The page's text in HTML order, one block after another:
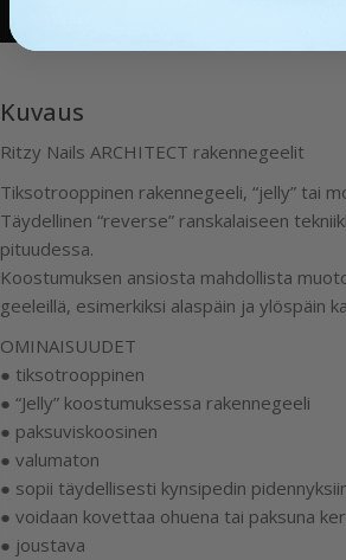
Kuvaus
Ritzy Nails ARCHITECT rakennegeelit
Tiksotrooppinen rakennegeeli, “jelly” tai
Täydellinen “reverse” ranskalaiseen
pituudessa.
Koostumuksen ansiosta mahdollista
geeleillä, esimerkiksi alaspäin ja ylöspäin
OMINAISUUDET
● tiksotrooppinen
● “Jelly” koostumuksessa rakennegeeli
● paksuviskoosinen
● valumaton
● sopii täydellisesti kynsipedin
● voidaan kovettaa ohuena tai paksuna
● joustava